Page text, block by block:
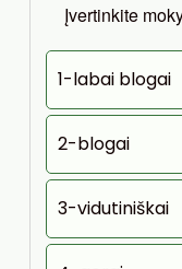
Įvertinkite
1-labai blogai
2-blogai
3-vidutiniškai